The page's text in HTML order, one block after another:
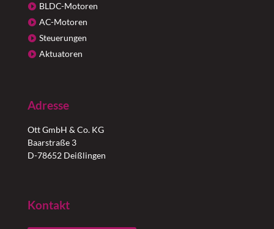
BLDC-Motoren
AC-Motoren
Steuerungen
Aktuatoren
Adresse
Ott GmbH & Co. KG
Baarstraße 3
D-78652 Deißlingen
Kontakt